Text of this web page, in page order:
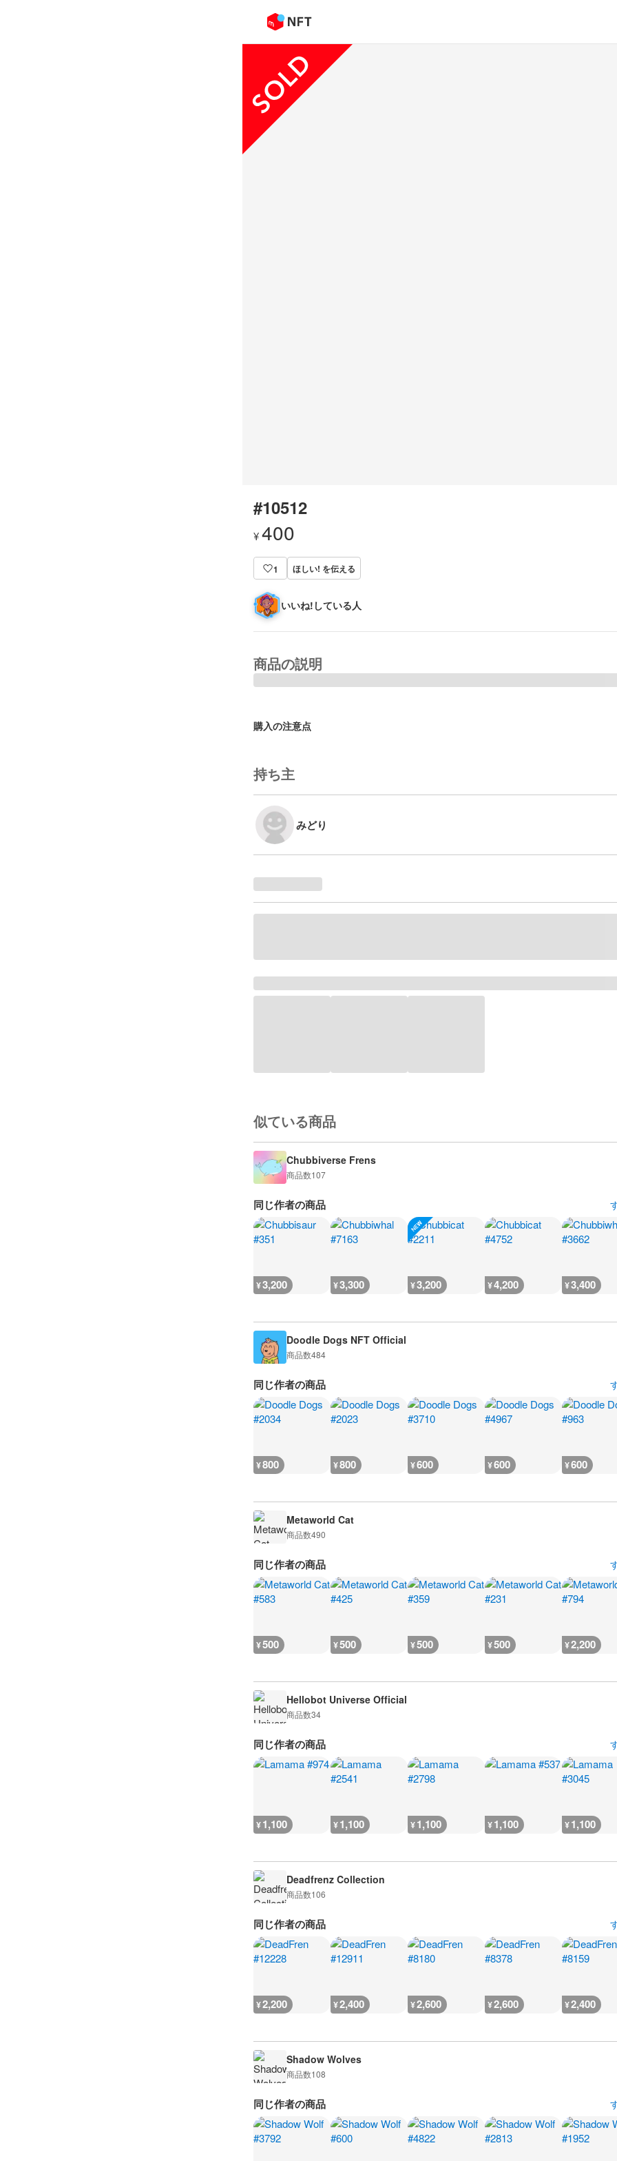
#10512
¥400
1 ほしい! を伝える
いいね!している人
商品の説明
購入の注意点
持ち主
みどり
似ている商品
Chubbiverse Frens
商品数107
同じ作者の商品
¥3,200 ¥3,300 ¥3,200 ¥4,200 ¥3,400
Doodle Dogs NFT Official
商品数484
同じ作者の商品
¥800 ¥800 ¥600 ¥600 ¥600
Metaworld Cat
商品数490
同じ作者の商品
¥500 ¥500 ¥500 ¥500 ¥2,200
Hellobot Universe Official
商品数34
同じ作者の商品
¥1,100 ¥1,100 ¥1,100 ¥1,100 ¥1,100
Deadfrenz Collection
商品数106
同じ作者の商品
¥2,200 ¥2,400 ¥2,600 ¥2,600 ¥2,400
Shadow Wolves
商品数108
同じ作者の商品